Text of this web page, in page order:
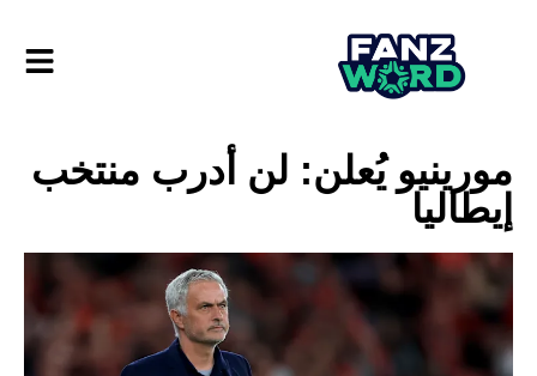
مورينيو يُعلن: لن أدرب منتخب
إيطاليا